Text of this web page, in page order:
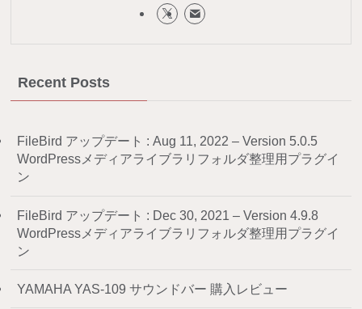
Recent Posts
FileBird アップデート : Aug 11, 2022 – Version 5.0.5
WordPressメディアライブラリフォルダ整理用プラグイ
ン
FileBird アップデート : Dec 30, 2021 – Version 4.9.8
WordPressメディアライブラリフォルダ整理用プラグイ
ン
YAMAHA YAS-109 サウンドバー 購入レビュー